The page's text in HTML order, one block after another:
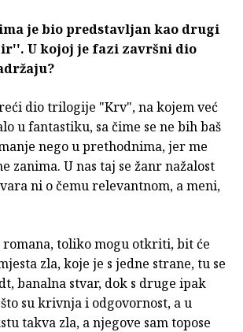
je bio predstavljan kao drugi
U kojoj je fazi završni dio
dio trilogije "Krv", na kojem već
u fantastiku, sa čime se ne bih baš
nego u prethodnima, jer me
zanima. U nas taj se žanr nažalost
ni o čemu relevantnom, a meni,
toliko mogu otkriti, bit će
zla, koje je s jedne strane, tu se
banalna stvar, dok s druge ipak
su krivnja i odgovornost, a u
takva zla, a njegove sam topose